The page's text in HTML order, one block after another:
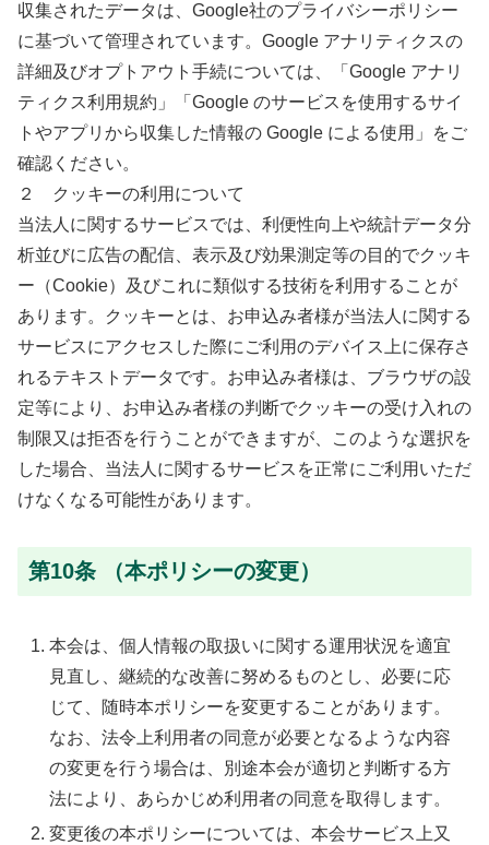
収集されたデータは、Google社のプライバシーポリシー
に基づいて管理されています。Google アナリティクスの
詳細及びオプトアウト手続については、「Google アナリ
ティクス利用規約」「Google のサービスを使用するサイ
トやアプリから収集した情報の Google による使用」をご
確認ください。
２ クッキーの利用について
当法人に関するサービスでは、利便性向上や統計データ分
析並びに広告の配信、表示及び効果測定等の目的でクッキ
ー（Cookie）及びこれに類似する技術を利用することが
あります。クッキーとは、お申込み者様が当法人に関する
サービスにアクセスした際にご利用のデバイス上に保存さ
れるテキストデータです。お申込み者様は、ブラウザの設
定等により、お申込み者様の判断でクッキーの受け入れの
制限又は拒否を行うことができますが、このような選択を
した場合、当法人に関するサービスを正常にご利用いただ
けなくなる可能性があります。
第10条 （本ポリシーの変更）
本会は、個人情報の取扱いに関する運用状況を適宜
見直し、継続的な改善に努めるものとし、必要に応
じて、随時本ポリシーを変更することがあります。
なお、法令上利用者の同意が必要となるような内容
の変更を行う場合は、別途本会が適切と判断する方
法により、あらかじめ利用者の同意を取得します。
変更後の本ポリシーについては、本会サービス上又